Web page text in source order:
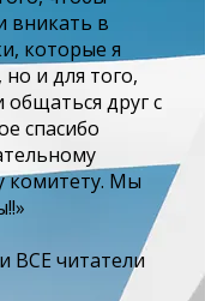
вникать в
которые я
и для того,
друг с
спасибо
комитету. Мы
ВСЕ читатели